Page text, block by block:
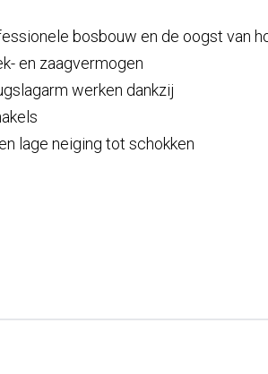
bosbouw en de oogst van
en zaagvermogen
werken dankzij
lage neiging tot schokken